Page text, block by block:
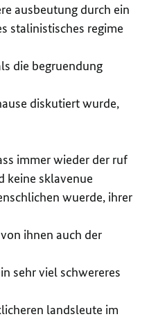
ausbeutung durch ein
stalinistisches regime
die begruendung
diskutiert wurde,
immer wieder der ruf
keine sklavenue
wuerde, ihrer
ihnen auch der
sehr viel schwereres
landsleute im